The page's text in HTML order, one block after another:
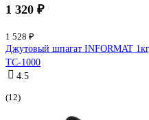
1 320 ₽
1 528 ₽
Джутовый шпагат INFORMAT
TC-1000
4.5
(12)